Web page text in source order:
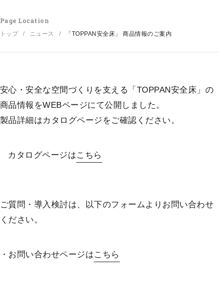
Page Location
トップ ニュース 「TOPPAN安全床」 商品情報のご案内
安心・安全な空間づくりを支える「TOPPAN安全床」の
商品情報をWEBページにて公開しました。
製品詳細はカタログページをご確認ください。
カタログページはこちら
ご質問・導入検討は、以下のフォームよりお問い合わせ
ください。
・お問い合わせページはこちら